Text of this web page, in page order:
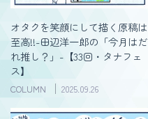
オタクを笑顔にして描く原稿は
至高!!-田辺洋一郎の「今月はだ
れ推し？」-【33回・タナフェ
ス】
COLUMN 2025.09.26